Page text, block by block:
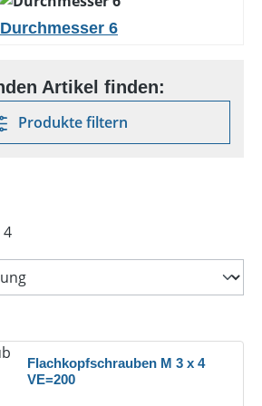
Durchmesser 6
Produkte filtern
Seite
4
Flachkopfschrauben M 3 x 4
VE=200